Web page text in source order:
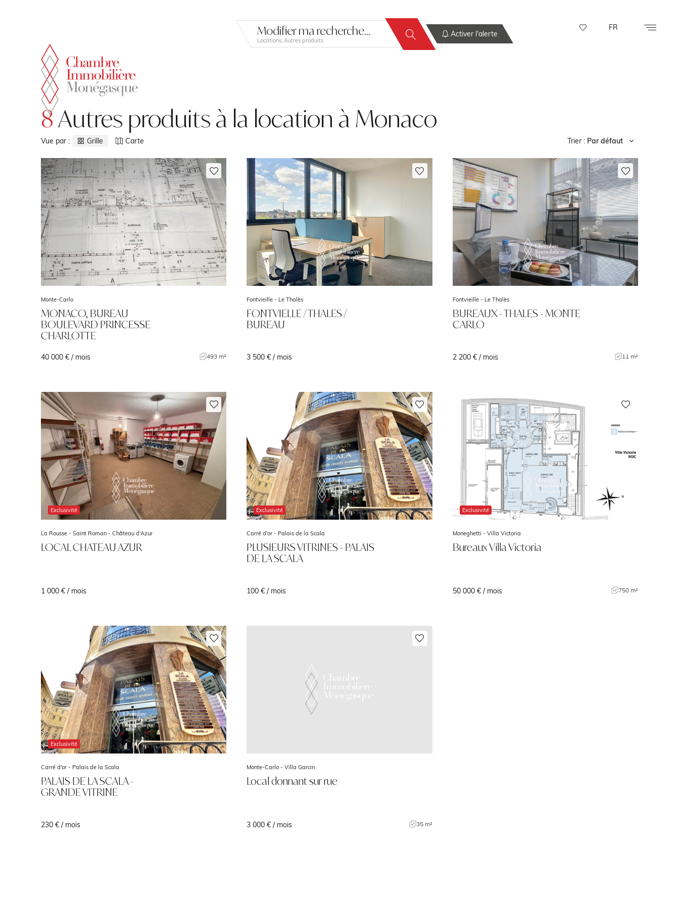
FR
Modifier ma recherche...
Locations, Autres produits
Activer l'alerte
8Autres produits à la location à Monaco
Vue par : Grille Carte Trier : Par défaut
Monte-Carlo
MONACO, BUREAU
BOULEVARD PRINCESSE
CHARLOTTE
40 000 € / mois 493 m²
Fontvieille - Le Thalès
FONTVIELLE / THALES /
BUREAU
3 500 € / mois
Fontvieille - Le Thalès
BUREAUX - THALES - MONTE
CARLO
2 200 € / mois 11 m²
Exclusivité
La Rousse - Saint Roman - Château d'Azur
LOCAL CHATEAU AZUR
1 000 € / mois
Exclusivité
Carré d'or - Palais de la Scala
PLUSIEURS VITRINES - PALAIS
DE LA SCALA
100 € / mois
Exclusivité
Moneghetti - Villa Victoria
Bureaux Villa Victoria
50 000 € / mois 750 m²
Exclusivité
Carré d'or - Palais de la Scala
PALAIS DE LA SCALA -
GRANDE VITRINE
230 € / mois
Monte-Carlo -Villa Garcin
Local donnant sur rue
3 000 € / mois 35 m²